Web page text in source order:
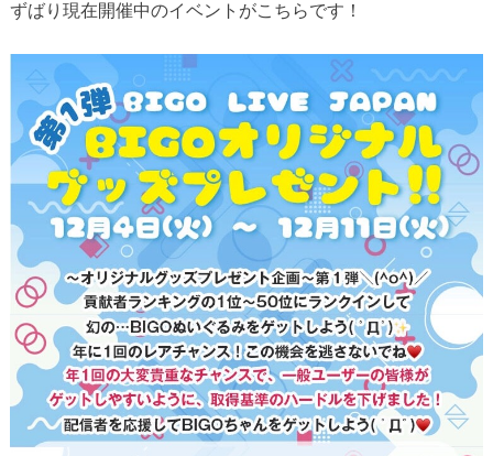
ずばり現在開催中のイベントがこちらです！